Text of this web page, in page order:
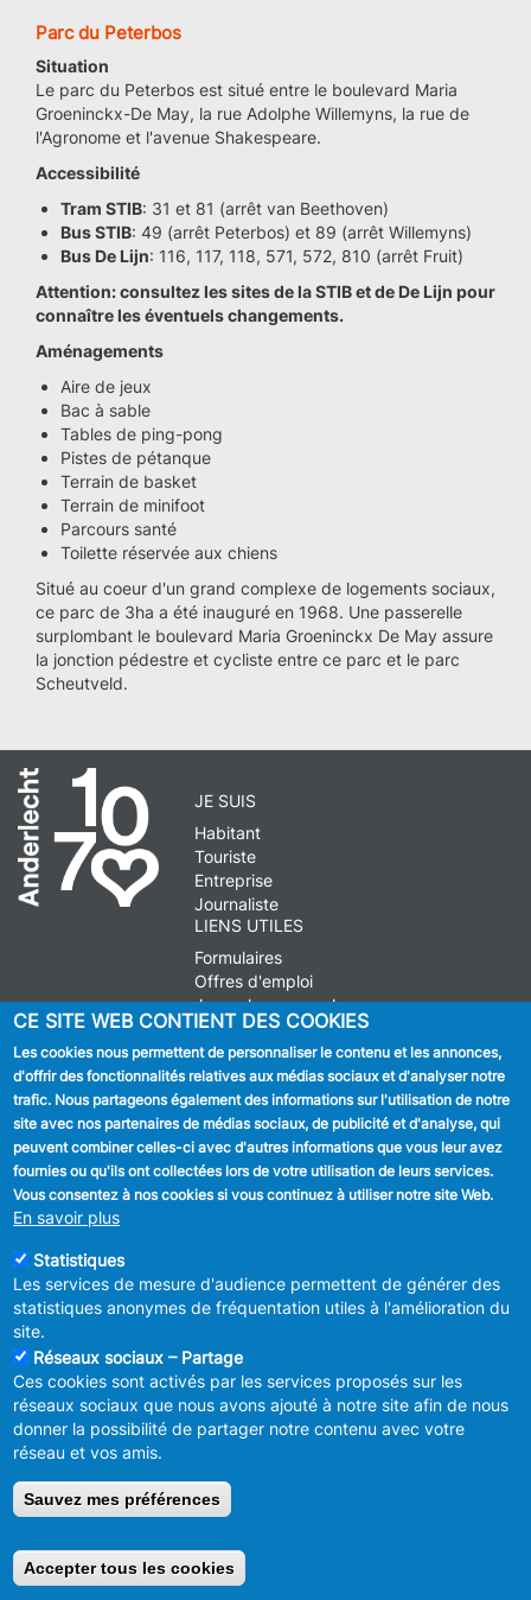
Parc du Peterbos
Situation
Le parc du Peterbos est situé entre le boulevard Maria
Groeninckx-De May, la rue Adolphe Willemyns, la rue de
l'Agronome et l'avenue Shakespeare.
Accessibilité
Tram STIB: 31 et 81 (arrêt van Beethoven)
Bus STIB: 49 (arrêt Peterbos) et 89 (arrêt Willemyns)
Bus De Lijn: 116, 117, 118, 571, 572, 810 (arrêt Fruit)
Attention: consultez les sites de la STIB et de De Lijn pour
connaître les éventuels changements.
Aménagements
Aire de jeux
Bac à sable
Tables de ping-pong
Pistes de pétanque
Terrain de basket
Terrain de minifoot
Parcours santé
Toilette réservée aux chiens
Situé au coeur d'un grand complexe de logements sociaux,
ce parc de 3ha a été inauguré en 1968. Une passerelle
surplombant le boulevard Maria Groeninckx De May assure
la jonction pédestre et cycliste entre ce parc et le parc
Scheutveld.
JE SUIS
Habitant
Touriste
Entreprise
Journaliste
LIENS UTILES
Formulaires
Offres d'emploi
Journal communal
Stationnement
SUIVEZ NOUS
Facebook
Linkedin
MENU
FOOTER
LEGAL
Déclaration de confidentialité
Déclaration d'accessibilité
modération des réseaux sociaux
du Conseil 1 B-1070-Bruxelles -
info@anderlecht.brussels
CE SITE WEB CONTIENT DES COOKIES
Les cookies nous permettent de personnaliser le contenu et les annonces,
d'offrir des fonctionnalités relatives aux médias sociaux et d'analyser notre
trafic. Nous partageons également des informations sur l'utilisation de notre
site avec nos partenaires de médias sociaux, de publicité et d'analyse, qui
peuvent combiner celles-ci avec d'autres informations que vous leur avez
fournies ou qu'ils ont collectées lors de votre utilisation de leurs services.
Vous consentez à nos cookies si vous continuez à utiliser notre site Web.
En savoir plus
Statistiques
Les services de mesure d'audience permettent de générer des
statistiques anonymes de fréquentation utiles à l'amélioration du
site.
Réseaux sociaux – Partage
Ces cookies sont activés par les services proposés sur les
réseaux sociaux que nous avons ajouté à notre site afin de nous
donner la possibilité de partager notre contenu avec votre
réseau et vos amis.
Sauvez mes préférences
Accepter tous les cookies